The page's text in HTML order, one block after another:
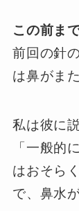
この前ま
前回の針
は鼻がま
私は彼に
「一般的
はおそら
で、鼻水